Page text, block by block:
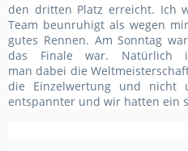
den dritten Platz erreicht. Ich
Team beunruhigt als wegen
gutes Rennen. Am Sonntag
das Finale war. Natürlich
mandabei die
die Einzelwertung und nicht
entspannter und wir hatten ein